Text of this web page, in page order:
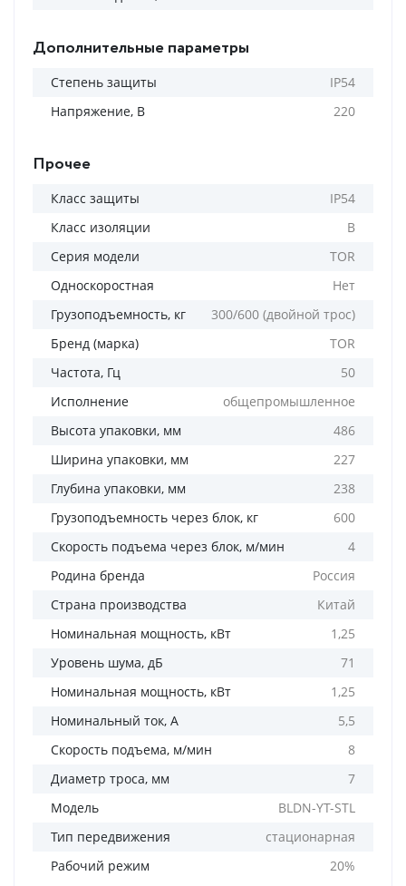
Дополнительные параметры
Степень защиты
IP54
Напряжение, В
220
Прочее
Класс защиты
IP54
Класс изоляции
B
Серия модели
TOR
Односкоростная
Нет
Грузоподъемность, кг
300/600 (двойной трос)
Бренд (марка)
TOR
Частота, Гц
50
Исполнение
общепромышленное
Высота упаковки, мм
486
Ширина упаковки, мм
227
Глубина упаковки, мм
238
Грузоподъемность через блок, кг
600
Скорость подъема через блок, м/мин
4
Родина бренда
Россия
Страна производства
Китай
Номинальная мощность, кВт
1,25
Уровень шума, дБ
71
Номинальная мощность, кВт
1,25
Номинальный ток, А
5,5
Скорость подъема, м/мин
8
Диаметр троса, мм
7
Модель
BLDN-YT-STL
Тип передвижения
стационарная
Рабочий режим
20%